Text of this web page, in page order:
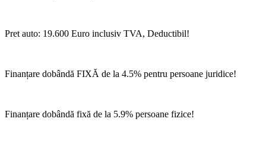
Pret auto: 19.600 Euro inclusiv TVA, Deductibil!
Finanțare dobândă FIXĂ de la 4.5% pentru persoane juridice!
Finanțare dobândă fixă de la 5.9% persoane fizice!